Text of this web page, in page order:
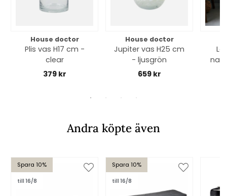
House doctor
Plis vas H17 cm -
clear
379 kr
House doctor
Jupiter vas H25 cm
- ljusgrön
659 kr
Andra köpte även
Spara 10%
till 16/8
Spara 10%
till 16/8